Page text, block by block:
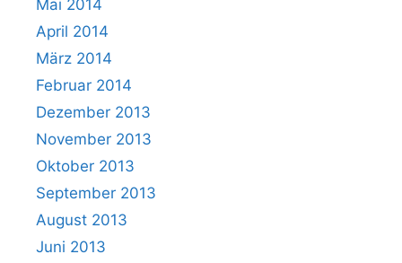
Mai 2014
April 2014
März 2014
Februar 2014
Dezember 2013
November 2013
Oktober 2013
September 2013
August 2013
Juni 2013